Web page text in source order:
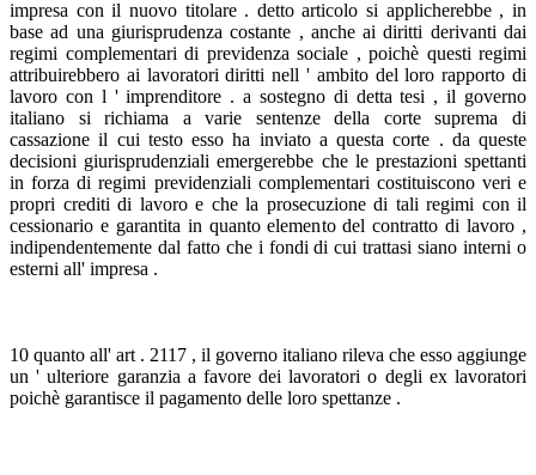
impresa con il nuovo titolare . detto articolo si applicherebbe , in
base ad una giurisprudenza costante , anche ai diritti derivanti dai
regimi complementari di previdenza sociale , poichè questi regimi
attribuirebbero ai lavoratori diritti nell ' ambito del loro rapporto di
lavoro con l ' imprenditore . a sostegno di detta tesi , il governo
italiano si richiama a varie sentenze della corte suprema di
cassazione il cui testo esso ha inviato a questa corte . da queste
decisioni giurisprudenziali emergerebbe che le prestazioni spettanti
in forza di regimi previdenziali complementari costituiscono veri e
propri crediti di lavoro e che la prosecuzione di tali regimi con il
cessionario e garantita in quanto elemento del contratto di lavoro ,
indipendentemente dal fatto che i fondi di cui trattasi siano interni o
esterni all' impresa .
10 quanto all' art . 2117 , il governo italiano rileva che esso aggiunge
un ' ulteriore garanzia a favore dei lavoratori o degli ex lavoratori
poichè garantisce il pagamento delle loro spettanze .